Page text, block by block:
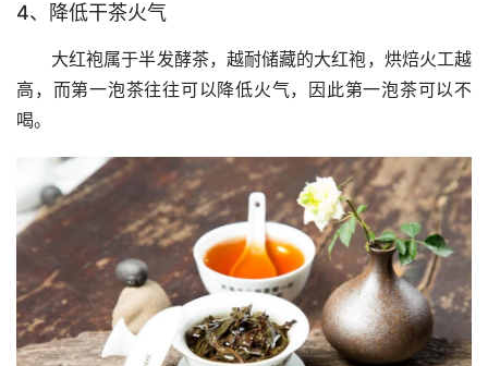
4、降低干茶火气
大红袍属于半发酵茶，越耐储藏的大红袍，烘焙火工越
高，而第一泡茶往往可以降低火气，因此第一泡茶可以不
喝。